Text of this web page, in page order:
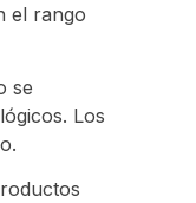
el rango
se
Los